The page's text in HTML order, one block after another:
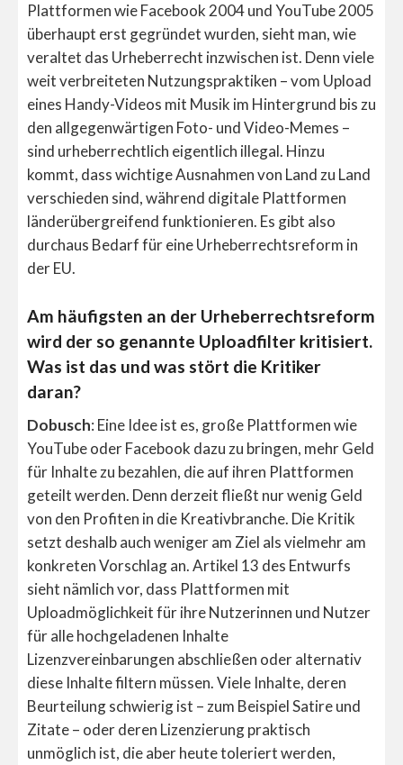
Plattformen wie Facebook 2004 und YouTube 2005
überhaupt erst gegründet wurden, sieht man, wie
veraltet das Urheberrecht inzwischen ist. Denn viele
weit verbreiteten Nutzungspraktiken – vom Upload
eines Handy-Videos mit Musik im Hintergrund bis zu
den allgegenwärtigen Foto- und Video-Memes –
sind urheberrechtlich eigentlich illegal. Hinzu
kommt, dass wichtige Ausnahmen von Land zu Land
verschieden sind, während digitale Plattformen
länderübergreifend funktionieren. Es gibt also
durchaus Bedarf für eine Urheberrechtsreform in
der EU.
Am häufigsten an der Urheberrechtsreform
wird der so genannte Uploadfilter kritisiert.
Was ist das und was stört die Kritiker
daran?
Dobusch: Eine Idee ist es, große Plattformen wie
YouTube oder Facebook dazu zu bringen, mehr Geld
für Inhalte zu bezahlen, die auf ihren Plattformen
geteilt werden. Denn derzeit fließt nur wenig Geld
von den Profiten in die Kreativbranche. Die Kritik
setzt deshalb auch weniger am Ziel als vielmehr am
konkreten Vorschlag an. Artikel 13 des Entwurfs
sieht nämlich vor, dass Plattformen mit
Uploadmöglichkeit für ihre Nutzerinnen und Nutzer
für alle hochgeladenen Inhalte
Lizenzvereinbarungen abschließen oder alternativ
diese Inhalte filtern müssen. Viele Inhalte, deren
Beurteilung schwierig ist – zum Beispiel Satire und
Zitate – oder deren Lizenzierung praktisch
unmöglich ist, die aber heute toleriert werden,